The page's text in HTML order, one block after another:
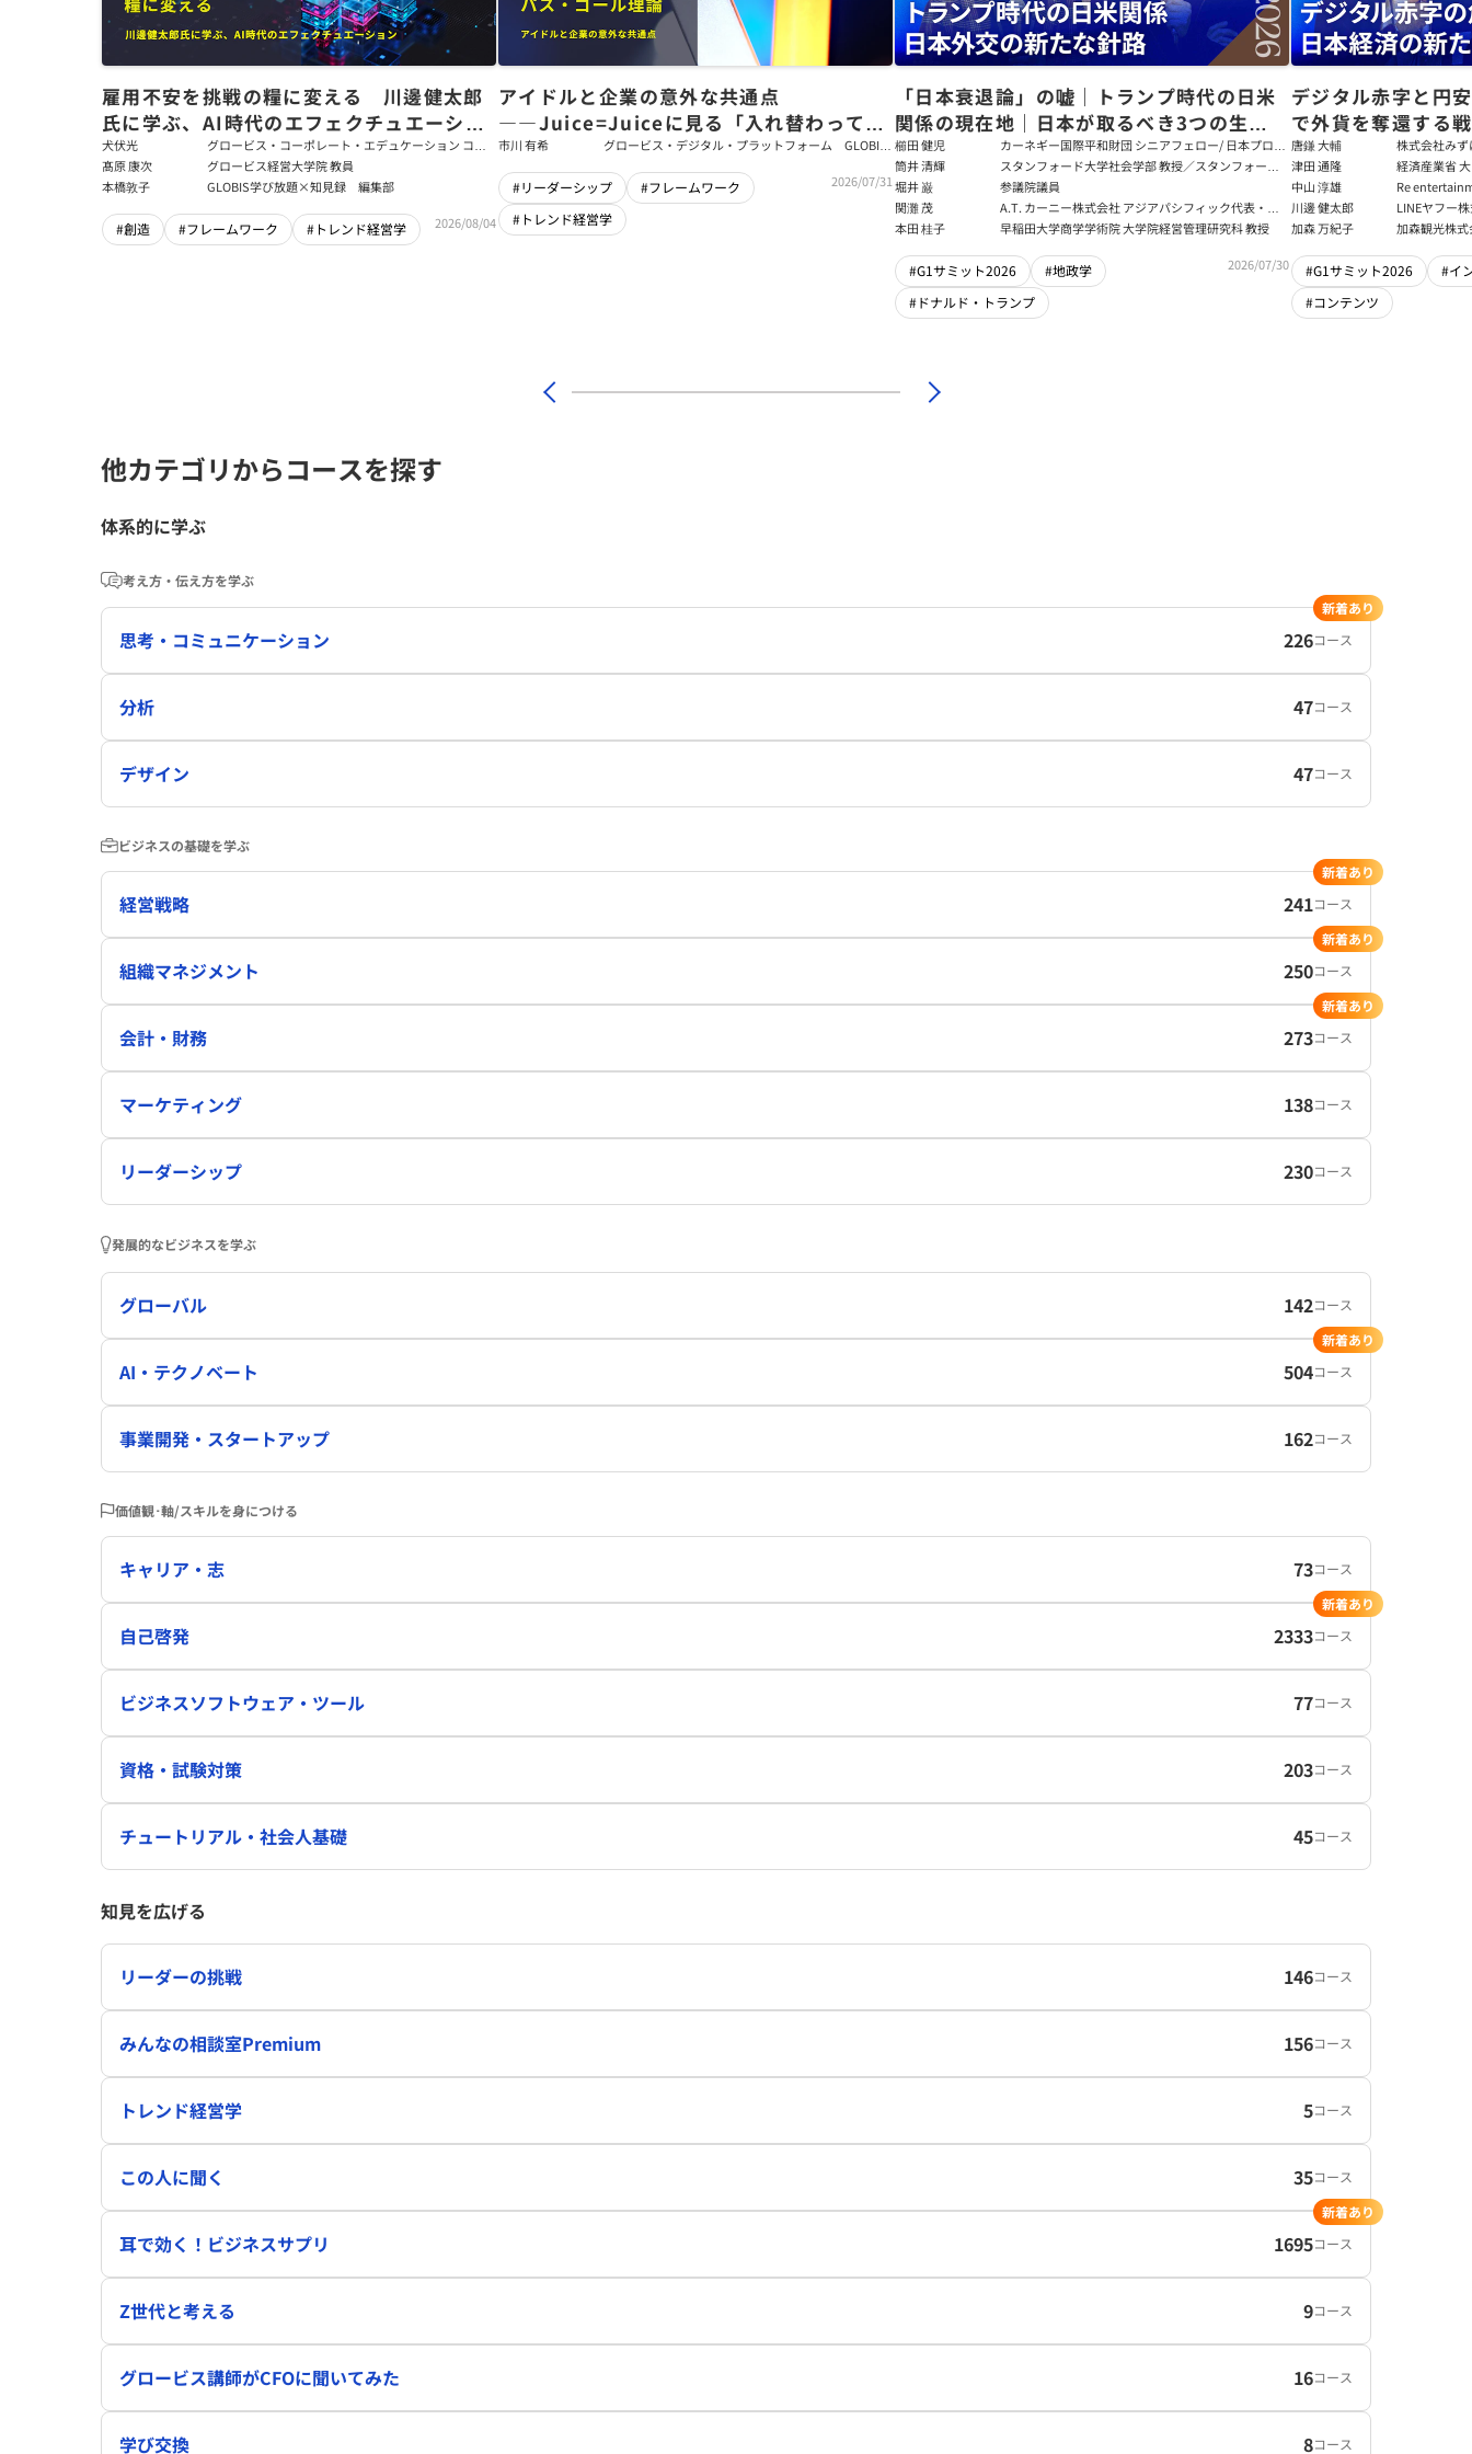
雇用不安を挑戦の糧に変える 川邊健太郎
氏に学ぶ、AI時代のエフェクチュエーショ
ン
犬伏光
グロービス・コーポレート・エデュケーション コー
ポレート・ソリューション・チーム コンサルタント
髙原 康次
グロービス経営大学院 教員
本橋敦子
GLOBIS学び放題×知見録 編集部
#創造 #フレームワーク #トレンド経営学 2026/08/04
アイドルと企業の意外な共通点
――Juice=Juiceに見る「入れ替わっても
強いチーム」をつくるパス・ゴール理論
市川 有希
グロービス・デジタル・プラットフォーム GLOBIS
#リーダーシップ
#フレームワーク
#トレンド経営学
2026/07/31
「日本衰退論」の嘘｜トランプ時代の日米
関係の現在地｜日本が取るべき3つの生存
戦略【櫛田健児×関灘茂×堀井巌×筒井清
輝】
櫛田 健児
カーネギー国際平和財団 シニアフェロー/ 日本プログ
ラムディレクター
筒井 清輝
スタンフォード大学社会学部 教授／スタンフォード
大学アジア太平洋研究センター 所長／東京財団 名誉
フェロー
堀井 巌
参議院議員
関灘 茂
A.T. カーニー株式会社 アジアパシフィック代表・日
本法人会長
本田 桂子 早稲田大学商学学術院 大学院経営管理研究科 教授
#G1サミット2026
#地政学
#ドナルド・トランプ
2026/07/30
デジタル赤字と円
で外貨を奪還する
る真の条件
唐鎌 大輔
株式会社み
ト
津田 通隆
経済産業省
デジタル経
報処理推進
センター 情
任者
中山 淳雄
Re
講師／Plott
川邊 健太郎
LINEヤフー
加森 万紀子
加森観光株式
#G1サミット2026
#イ
#コンテンツ
他カテゴリからコースを探す
体系的に学ぶ
考え方・伝え方を学ぶ
思考・コミュニケーション 226コース
新着あり
分析 47コース
デザイン 47コース
ビジネスの基礎を学ぶ
経営戦略 241コース
新着あり
組織マネジメント 250コース
新着あり
会計・財務 273コース
新着あり
マーケティング 138コース
リーダーシップ 230コース
発展的なビジネスを学ぶ
グローバル 142コース
AI・テクノベート 504コース
新着あり
事業開発・スタートアップ 162コース
価値観･軸/スキルを身につける
キャリア・志 73コース
自己啓発 2333コース
新着あり
ビジネスソフトウェア・ツール 77コース
資格・試験対策 203コース
チュートリアル・社会人基礎 45コース
知見を広げる
リーダーの挑戦 146コース
みんなの相談室Premium 156コース
トレンド経営学 5コース
この人に聞く 35コース
耳で効く！ビジネスサプリ 1695コース
新着あり
Z世代と考える 9コース
グロービス講師がCFOに聞いてみた 16コース
学び交換 8コース